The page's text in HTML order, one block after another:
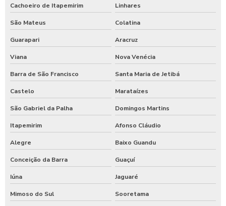
Cachoeiro de Itapemirim Linhares
São Mateus Colatina
Guarapari Aracruz
Viana Nova Venécia
Barra de São Francisco Santa Maria de Jetibá
Castelo Marataízes
São Gabriel da Palha Domingos Martins
Itapemirim Afonso Cláudio
Alegre Baixo Guandu
Conceição da Barra Guaçuí
Iúna Jaguaré
Mimoso do Sul Sooretama